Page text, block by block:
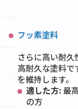
フッ素塗料
さらに高い耐
高耐久な塗料で
を維持します。
適した方: 最
の方